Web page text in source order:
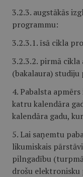
3.2.3. augstākās
programmu:
3.2.3.1. īsā cikla
3.2.3.2. pirmā
(bakalaura)
4. Pabalsta
katru kalendāra
kalendāra gadu,
5. Lai saņemtu
likumiskais
pilngadību
drošu